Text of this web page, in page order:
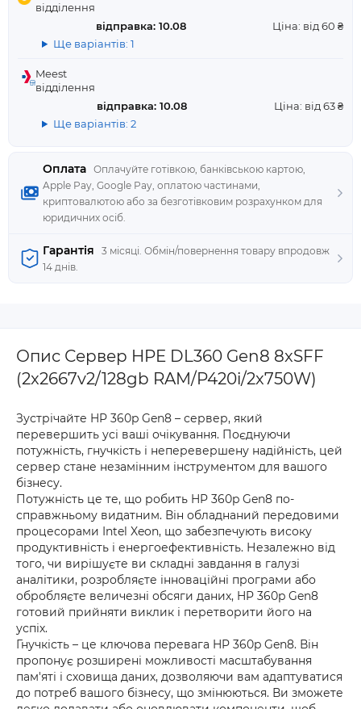
Оплата Оплачуйте готівкою, банківською картою,
Apple Pay, Google Pay, оплатою частинами,
криптовалютою або за безготівковим розрахунком для
юридичних осіб.
відділення
відправка: 10.08
Ціна: від 60 ₴
Ще варіантів: 1
Meest
відділення
відправка: 10.08
Ціна: від 63 ₴
Ще варіантів: 2
Гарантія
3 місяці. Обмін/повернення товару впродовж
14 днів.
Опис Сервер HPE DL360 Gen8 8xSFF
(2x2667v2/128gb RAM/P420i/2x750W)
Зустрічайте HP 360p Gen8 – сервер, який
перевершить усі ваші очікування. Поєднуючи
потужність, гнучкість і неперевершену надійність, цей
сервер стане незамінним інструментом для вашого
бізнесу.
Потужність це те, що робить HP 360p Gen8 по-
справжньому видатним. Він обладнаний передовими
процесорами Intel Xeon, що забезпечують високу
продуктивність і енергоефективність. Незалежно від
того, чи вирішуєте ви складні завдання в галузі
аналітики, розробляєте інноваційні програми або
обробляєте величезні обсяги даних, HP 360p Gen8
готовий прийняти виклик і перетворити його на
успіх.
Гнучкість – це ключова перевага HP 360p Gen8. Він
пропонує розширені можливості масштабування
пам'яті і сховища даних, дозволяючи вам адаптуватися
до потреб вашого бізнесу, що змінюються. Ви зможете